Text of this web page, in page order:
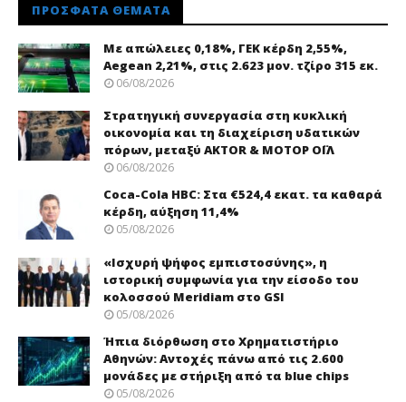
ΠΡΌΣΦΑΤΑ ΘΈΜΑΤΑ
Με απώλειες 0,18%, ΓΕΚ κέρδη 2,55%,
Aegean 2,21%, στις 2.623 μον. τζίρο 315 εκ.
06/08/2026
Στρατηγική συνεργασία στη κυκλική
οικονομία και τη διαχείριση υδατικών
πόρων, μεταξύ AKTOR & ΜΟΤΟΡ ΟΪΛ
06/08/2026
Coca-Cola HBC: Στα €524,4 εκατ. τα καθαρά
κέρδη, αύξηση 11,4%
05/08/2026
«Ισχυρή ψήφος εμπιστοσύνης», η
ιστορική συμφωνία για την είσοδο του
κολοσσού Meridiam στο GSI
05/08/2026
Ήπια διόρθωση στο Χρηματιστήριο
Αθηνών: Αντοχές πάνω από τις 2.600
μονάδες με στήριξη από τα blue chips
05/08/2026